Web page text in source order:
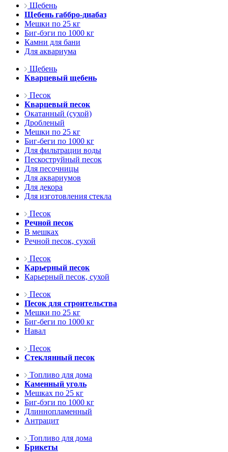
Щебень
Щебень габбро-диабаз
Мешки по 25 кг
Биг-бэги по 1000 кг
Камни для бани
Для аквариума
Щебень
Кварцевый щебень
Песок
Кварцевый песок
Окатанный (сухой)
Дробленый
Мешки по 25 кг
Биг-беги по 1000 кг
Для фильтрации воды
Пескоструйный песок
Для песочницы
Для аквариумов
Для декора
Для изготовления стекла
Песок
Речной песок
В мешках
Речной песок, сухой
Песок
Карьерный песок
Карьерный песок, сухой
Песок
Песок для строительства
Мешки по 25 кг
Биг-беги по 1000 кг
Навал
Песок
Стеклянный песок
Топливо для дома
Каменный уголь
Мешках по 25 кг
Биг-бэги по 1000 кг
Длиннопламенный
Антрацит
Топливо для дома
Брикеты